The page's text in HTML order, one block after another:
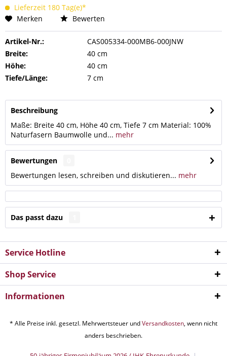
Lieferzeit 180 Tag(e)*
Merken
Bewerten
Artikel-Nr.:
CAS005334-000MB6-000JNW
Breite:
40 cm
Höhe:
40 cm
Tiefe/Länge:
7 cm
Beschreibung
Maße: Breite 40 cm, Höhe 40 cm, Tiefe 7 cm Material: 100%
Naturfasern Baumwolle und... mehr
Bewertungen
Bewertungen lesen, schreiben und diskutieren... mehr
Das passt dazu
Service Hotline
Shop Service
Informationen
* Alle Preise inkl. gesetzl. Mehrwertsteuer undVersandkosten, wenn nicht
anders beschrieben.